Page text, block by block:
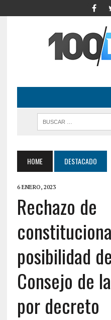
HOME DESTACADO
6 ENERO, 2023
Rechazo de
posibilidad
Consejo de
por decreto